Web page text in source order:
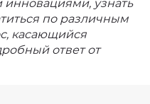
узнать
по различным
касающийся
ответ от